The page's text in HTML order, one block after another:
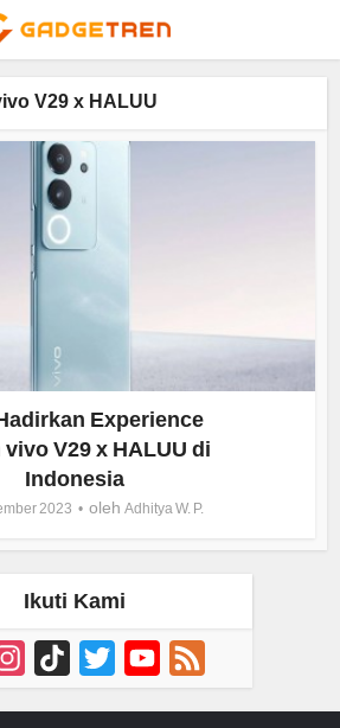
V29 x HALUU
Experience
V29 x HALUU di
Indonesia
2023 oleh Adhitya W. P.
Ikuti Kami
Instagram
TikTok Twitter YouTube
Channel